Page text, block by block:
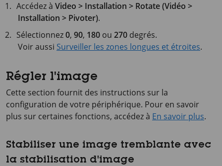
Accédez àVideo > Installation > Rotate (Vidéo >
Installation > Pivoter).
Sélectionnez0,90, 180 ou270 degrés.
Voir aussi Surveiller les zones longues et étroites.
Régler l'image
Cette section fournit des instructions sur la
configuration de votre périphérique. Pour en savoir
plus sur certaines fonctions, accédez à En savoir plus.
Stabiliser une image tremblante avec
la stabilisation d'image